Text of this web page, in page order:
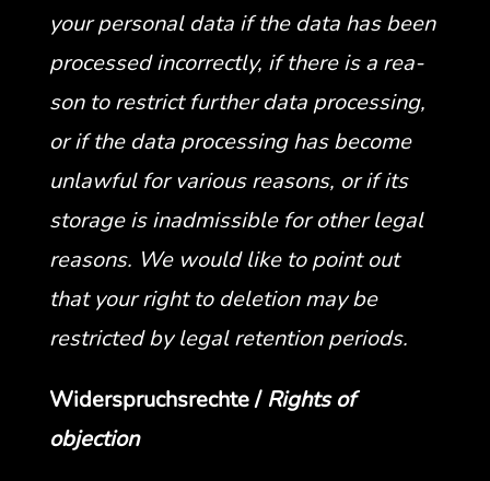
your per­son­al data if the data has been
processed incor­rect­ly, if there is a rea­
son to restrict fur­ther data pro­cess­ing,
or if the data pro­cess­ing has become
unlaw­ful for var­i­ous rea­sons, or if its
stor­age is inad­mis­si­ble for oth­er legal
rea­sons. We would like to point out
that your right to dele­tion may be
restrict­ed by legal reten­tion periods.
Wider­spruch­srechte / Rights of
objection